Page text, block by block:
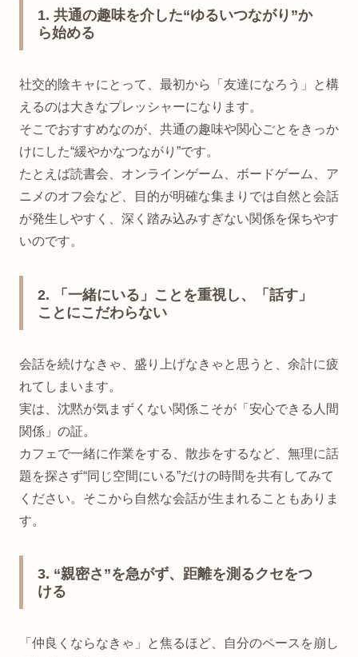
1. 共通の趣味を介した“ゆるいつながり”か
ら始める
社交的陰キャにとって、最初から「友達になろう」と構
えるのは大きなプレッシャーになります。
そこでおすすめなのが、共通の趣味や関心ごとをきっか
けにした“緩やかなつながり”です。
たとえば読書会、オンラインゲーム、ボードゲーム、ア
ニメのオフ会など、目的が明確な集まりでは自然と会話
が発生しやすく、深く踏み込みすぎない関係を保ちやす
いのです。
2. 「一緒にいる」ことを重視し、「話す」
ことにこだわらない
会話を続けなきゃ、盛り上げなきゃと思うと、余計に疲
れてしまいます。
実は、沈黙が気まずくない関係こそが「安心できる人間
関係」の証。
カフェで一緒に作業をする、散歩をするなど、無理に話
題を探さず“同じ空間にいる”だけの時間を共有してみて
ください。そこから自然な会話が生まれることもありま
す。
3. “親密さ”を急がず、距離を測るクセをつ
ける
「仲良くならなきゃ」と焦るほど、自分のペースを崩し